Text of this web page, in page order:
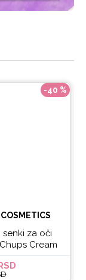
-40 %
senki za oči
Cream
Soda